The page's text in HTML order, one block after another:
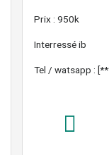
Prix : 950k
Interressé ib
Tel / watsapp :